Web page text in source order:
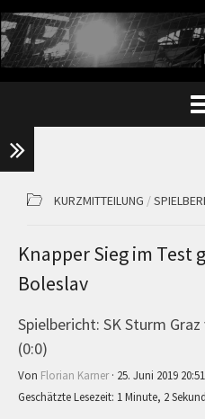
KURZMITTEILUNG /
Knapper Sieg im Test
Boleslav
Spielbericht: SK Sturm
(0:0)
Von Florian Karner· 25. Juni 2019 20:51
Geschätzte Lesezeit: 1 Minute, 2